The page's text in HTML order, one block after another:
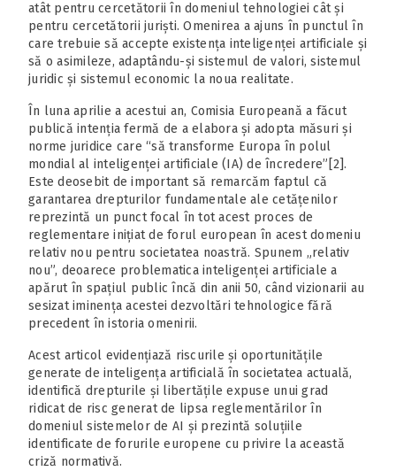
atât pentru cercetătorii în domeniul tehnologiei cât și
pentru cercetătorii juriști. Omenirea a ajuns în punctul în
care trebuie să accepte existența inteligenței artificiale și
să o asimileze, adaptându-și sistemul de valori, sistemul
juridic și sistemul economic la noua realitate.
În luna aprilie a acestui an, Comisia Europeană a făcut
publică intenția fermă de a elabora și adopta măsuri și
norme juridice care “să transforme Europa în polul
mondial al inteligenței artificiale (IA) de încredere”[2].
Este deosebit de important să remarcăm faptul că
garantarea drepturilor fundamentale ale cetățenilor
reprezintă un punct focal în tot acest proces de
reglementare inițiat de forul european în acest domeniu
relativ nou pentru societatea noastră. Spunem „relativ
nou”, deoarece problematica inteligenței artificiale a
apărut în spațiul public încă din anii 50, când vizionarii au
sesizat iminența acestei dezvoltări tehnologice fără
precedent în istoria omenirii.
Acest articol evidențiază riscurile și oportunitățile
generate de inteligența artificială în societatea actuală,
identifică drepturile și libertățile expuse unui grad
ridicat de risc generat de lipsa reglementărilor în
domeniul sistemelor de AI și prezintă soluțiile
identificate de forurile europene cu privire la această
criză normativă.